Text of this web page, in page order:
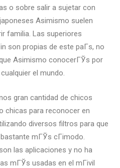
o sobre salir a sujetar con
Asimismo suelen
familia. Las superiores
son propias de este paГ­s, no
Asimismo conocerГЎs por
el mundo.
gran cantidad de chicos
chicas para reconocer en
diversos filtros para que
mГЎs cГіmodo.
las aplicaciones y no ha
mГЎs usadas en el mГіvil